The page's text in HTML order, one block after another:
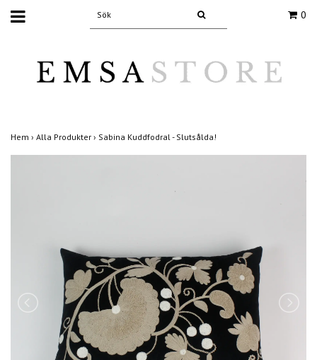
0
Hem › Alla Produkter › Sabina Kuddfodral - Slutsålda!